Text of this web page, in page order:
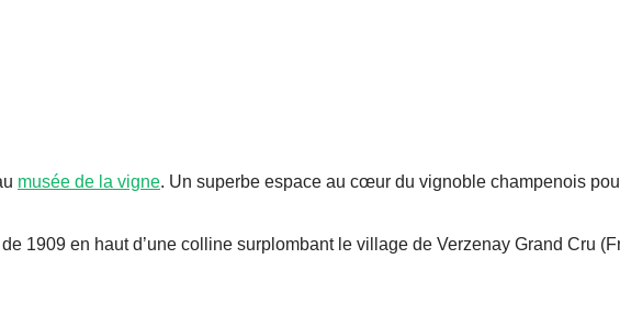
musée de la vigne. Un superbe espace au cœur du vignoble champenois
1909 en haut d’une colline surplombant le village de Verzenay Grand Cru